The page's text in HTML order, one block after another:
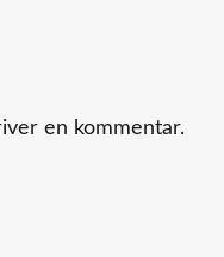
en kommentar.